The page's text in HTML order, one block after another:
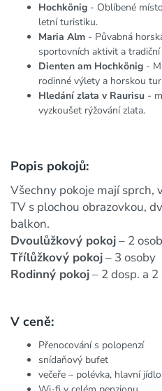
Hochkönig - Oblíbené
letní turistiku.
Maria Alm - Půvabná
sportovních aktivit a
Dienten am Hochkönig -
rodinné výlety a horskou
Hledání zlata v Raurisu -
vyzkoušet rýžování zlata.
Popis pokojů:
Všechny pokoje mají sprch,
TV s plochou obrazovkou,
balkon.
Dvoulůžkový pokoj– 2
Třílůžkový pokoj– 3 osoby
Rodinný pokoj– 2 dosp. a
V ceně:
Přenocování s polopenzí
snídaňový bufet
večeře – polévka, hlavní